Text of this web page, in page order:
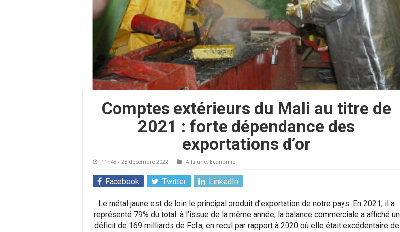
Comptes extérieurs du Mali au titre de
2021 : forte dépendance des
exportations d’or
11h48 - 28 décembre 2022 A la une, Economie
Facebook Twitter LinkedIn
Le métal jaune est de loin le principal produit d’exportation de notre pays. En 2021, il a
représenté 79% du total. à l’issue de la même année, la balance commerciale a affiché un
déficit de 169 milliards de Fcfa, en recul par rapport à 2020 où elle était excédentaire de